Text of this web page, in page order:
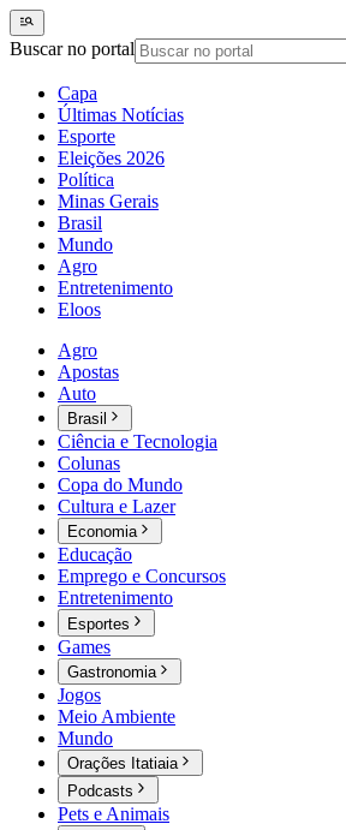
Buscar no portal
Capa
Últimas Notícias
Esporte
Eleições 2026
Política
Minas Gerais
Brasil
Mundo
Agro
Entretenimento
Eloos
Agro
Apostas
Auto
Brasil
Ciência e Tecnologia
Colunas
Copa do Mundo
Cultura e Lazer
Economia
Educação
Emprego e Concursos
Entretenimento
Esportes
Games
Gastronomia
Jogos
Meio Ambiente
Mundo
Orações Itatiaia
Podcasts
Pets e Animais